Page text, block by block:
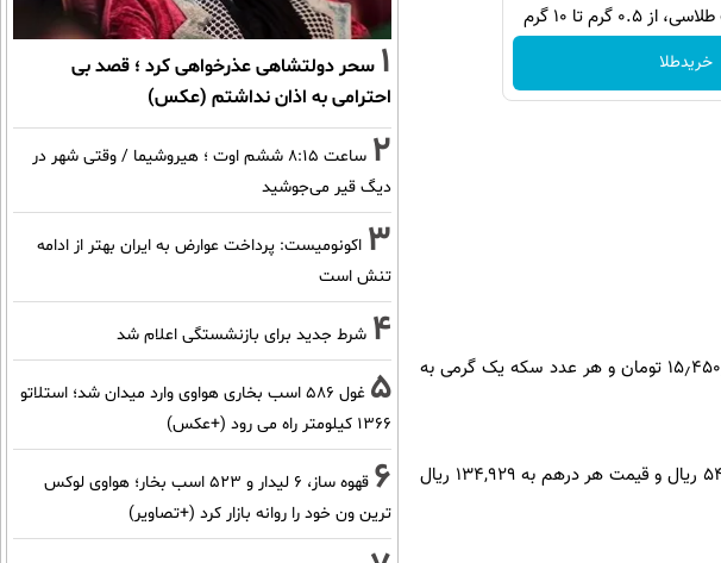
گرم تا ۱۰ گرم
خریدطلا
۵. هر عدد نیم‌سکه به قیمت ۲۳٫۴۵۰٫۰۰۰ تومان، هر عدد ربع‌سکه به قیمت ۱۵٫۴۵۰٫۰۰۰ تومان و هر عدد سکه یک گرمی به
۶. قیمت هر دلار آمریکا به ۴۹۲,۹۰۴ ریال رسید، همچنین قیمت هر یورو به ۷۹۰, ۵۴۴ ریال و قیمت هر درهم به ۱۳۴,۹۲۹ ریال
1 سحر دولتشاهی عذرخواهی کرد ؛ قصد بی
احترامی به اذان نداشتم (عکس)
2
ساعت ۸:۱۵ ششم اوت ؛ هیروشیما / وقتی شهر در
دیگ قیر می‌جوشید
3 اکونومیست: پرداخت عوارض به ایران بهتر از ادامه
تنش است
4 شرط جدید برای بازنشستگی اعلام شد
5
غول 586 اسب بخاری هواوی وارد میدان شد؛ استلاتو
1366 کیلومتر راه می رود (+عکس)
6
قهوه ساز، 6 لیدار و 523 اسب بخار؛ هواوی لوکس
ترین ون خود را روانه بازار کرد (+تصاویر)